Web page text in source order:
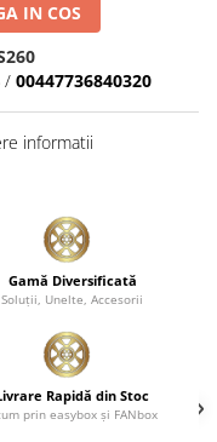
IN COS
/ 00447736840320
informatii
Gamă Diversificată
Soluţii, Unelte, Accesorii
Rapidă din Stoc
prin easybox şi FANbox